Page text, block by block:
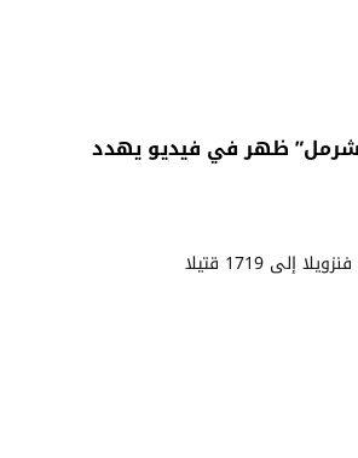
ظهر في فيديو يهدد